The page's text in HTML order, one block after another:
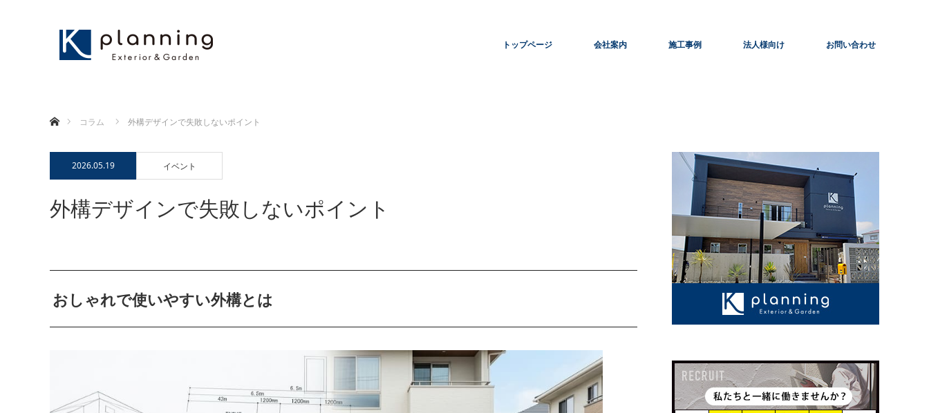
トップページ 会社案内 施工事例 法人様向け お問い合わせ
コラム
外構デザインで失敗しないポイント
2026.05.19 イベント
外構デザインで失敗しないポイント
おしゃれで使いやすい外構とは